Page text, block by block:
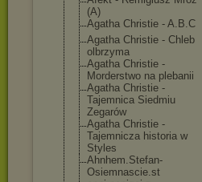
(A)
Agatha Christie - A.B.C
Agatha Christie - Chleb
olbrzyma
Agatha Christie -
Morderstwo na plebanii
Agatha Christie -
Tajemnica Siedmiu
Zegarów
Agatha Christie -
Tajemnicza historia w
Styles
Ahnhem.Stefan-
Osiemnascie.st